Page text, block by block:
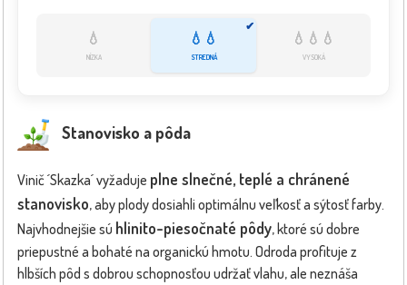
💧
NÍZKA
✔
💧💧
STREDNÁ
💧💧💧
VYSOKÁ
Stanovisko a pôda
Vinič ´Skazka´ vyžaduje plne slnečné, teplé a chránené
stanovisko, aby plody dosiahli optimálnu veľkosť a sýtosť farby.
Najvhodnejšie sú hlinito-piesočnaté pôdy, ktoré sú dobre
priepustné a bohaté na organickú hmotu. Odroda profituje z
hlbších pôd s dobrou schopnosťou udržať vlahu, ale neznáša